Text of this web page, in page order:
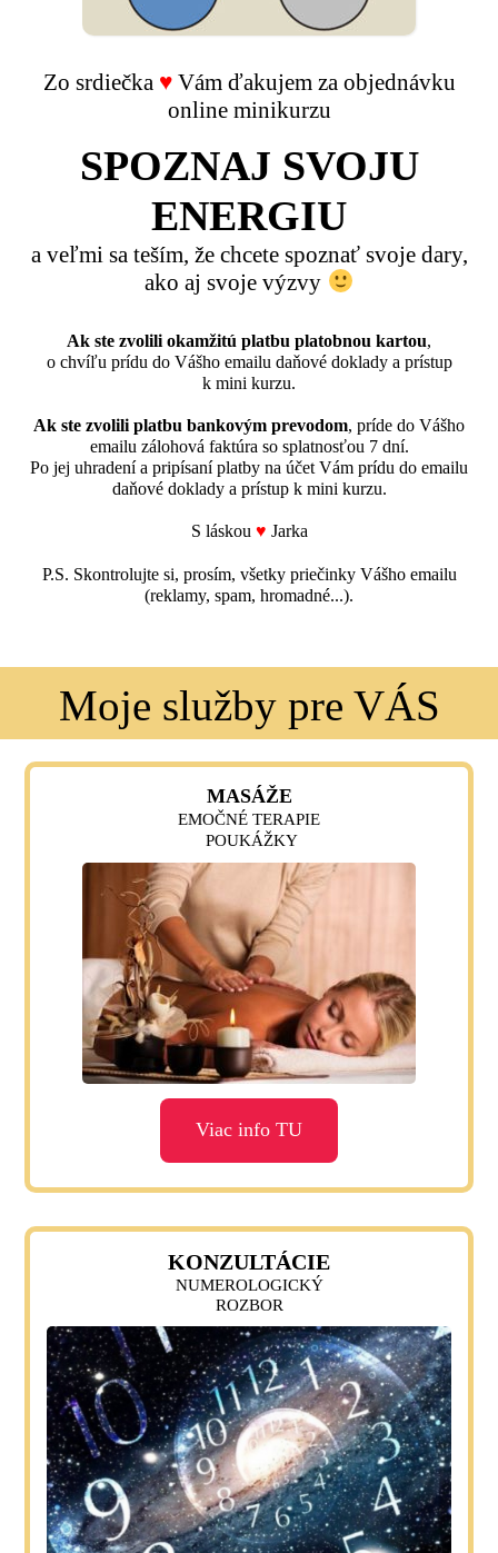
Zo srdiečka ♥Vám ďakujem za objednávku
online minikurzu
SPOZNAJ SVOJU
ENERGIU
a veľmi sa teším, že chcete spoznať svoje dary,
ako aj svoje výzvy
Ak ste zvolili okamžitú platbu platobnou kartou,
o chvíľu prídu do Vášho emailu daňové doklady a prístup
k mini kurzu.
Ak ste zvolili platbu bankovým prevodom, príde do Vášho
emailu zálohová faktúra so splatnosťou 7 dní.
Po jej uhradení a pripísaní platby na účet Vám prídu do emailu
daňové doklady a prístup k mini kurzu.
S láskou ♥ Jarka
P.S. Skontrolujte si, prosím, všetky priečinky Vášho emailu
(reklamy, spam, hromadné...).
Moje služby pre VÁS
MASÁŽE
EMOČNÉ TERAPIE
POUKÁŽKY
Viac info TU
KONZULTÁCIE
NUMEROLOGICKÝ
ROZBOR